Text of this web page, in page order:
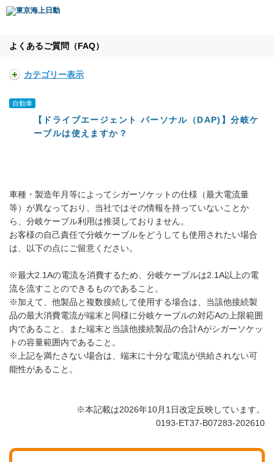
よくあるご質問（FAQ）
カテゴリー表示
自動車
【ドライブエージェント パーソナル（DAP)】分岐ケ
ーブルは使えますか？
車種・製造年月等によってシガーソケットの仕様（最大電流量
等）が異なっており、当社ではその情報を持っていないことか
ら、分岐ケーブル利用は推奨しておりません。
お客様の自己責任で分岐ケーブルをどうしても使用されたい場合
は、以下の点にご留意ください。
※最大2.1Aの電流を消費するため、分岐ケーブルは2.1A以上の電
流を流すことのできるものであること。
※加えて、他製品と複数接続して使用する場合は、当該他接続製
品の最大消費電流が端末と同様に分岐ケーブルの対応Aの上限範囲
内であること、また端末と当該他接続製品の合計Aがシガーソケッ
トの容量範囲内であること。
※上記を満たさない場合は、端末に十分な電流が供給されない可
能性があること。
※本記載は2026年10月1日改定反映しています。
0193-ET37-B07283-202610